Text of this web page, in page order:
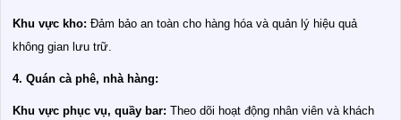
Khu vực kho: Đảm bảo an toàn cho hàng hóa và quản lý hiệu quả
không gian lưu trữ.
4. Quán cà phê, nhà hàng:
Khu vực phục vụ, quầy bar: Theo dõi hoạt động nhân viên và khách